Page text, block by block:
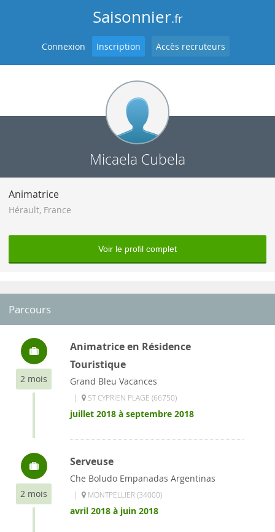
Saisonnier.fr
Connexion Inscription Accès recruteurs
Micaela Cubela
Animatrice
Hérault, France
Voir le profil complet
Parcours
2 mois
Animatrice en Résidence
Touristique
Grand Bleu Vacances
| ST CYPRIEN PLAGE (66750)
juillet 2018 à septembre 2018
2 mois
Serveuse
Che Boludo Empanadas Argentinas
| MONTPELLIER (34000)
avril 2018 à juin 2018